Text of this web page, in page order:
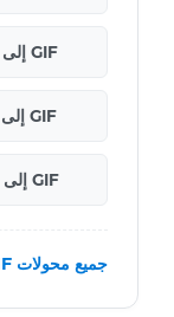
GIF إلى JPG
GIF إلى TXT
GIF إلى SVG
جميع محولات GIF →